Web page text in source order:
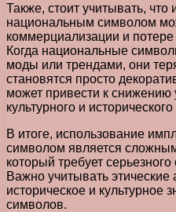
Также, стоит учитывать,
национальным символом
коммерциализации и потере
Когда национальные
моды или трендами, они
становятся просто
может привести к
культурного и
В итоге, использование
символом является
который требует
Важно учитывать этические
историческое и культурное
символов.